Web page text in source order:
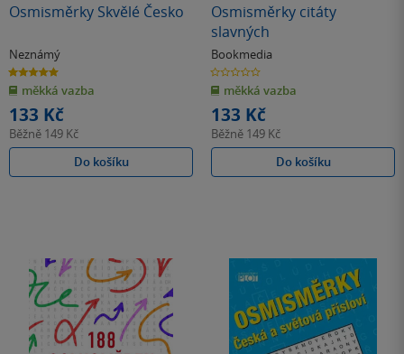
Osmisměrky Skvělé Česko
Neznámý
5.0
z
5
hvězdiček
měkká vazba
133 Kč
Běžně 149 Kč
Do košíku
Osmisměrky citáty
slavných
Bookmedia
0.0
z
5
hvězdiček
měkká vazba
133 Kč
Běžně 149 Kč
Do košíku